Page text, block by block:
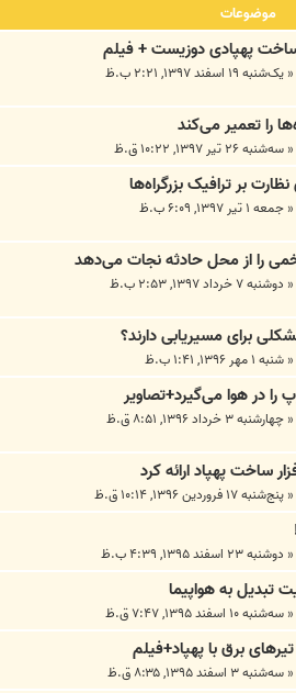
موضوعات
پهپادی دوزیست + فیلم
« یک‌شنبه ۱۹ اسفند ۱۳۹۷, ۲:۲۱ ب.ظ
را تعمیر می‌کند
« سه‌شنبه ۲۶ تیر ۱۳۹۷, ۱۰:۲۲ ق.ظ
بر ترافیک بزرگراه‌ها
« جمعه ۱ تیر ۱۳۹۷, ۶:۰۹ ب.ظ
را از محل حادثه نجات می‌دهد
« دوشنبه ۷ خرداد ۱۳۹۷, ۲:۵۳ ب.ظ
برای مسیریابی دارند؟
« شنبه ۱ مهر ۱۳۹۶, ۱:۴۱ ب.ظ
را در هوا می‌گیرد+تصاویر
« چهارشنبه ۳ خرداد ۱۳۹۶, ۸:۵۱ ق.ظ
ساخت پهپاد ارائه کرد
« پنج‌شنبه ۱۷ فروردین ۱۳۹۶, ۱۰:۱۴ ق.ظ
« دوشنبه ۲۳ اسفند ۱۳۹۵, ۴:۳۹ ب.ظ
تبدیل به هواپیما
« سه‌شنبه ۱۰ اسفند ۱۳۹۵, ۷:۴۷ ق.ظ
برق با پهپاد+فیلم
« سه‌شنبه ۳ اسفند ۱۳۹۵, ۸:۳۵ ق.ظ